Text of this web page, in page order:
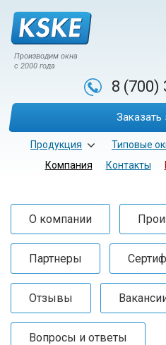
Производим окна
с 2000 года
8 (700)
Заказать
Продукция Типовые
Компания
Контакты
О компании
Партнеры
Отзывы
Вопросы и ответы